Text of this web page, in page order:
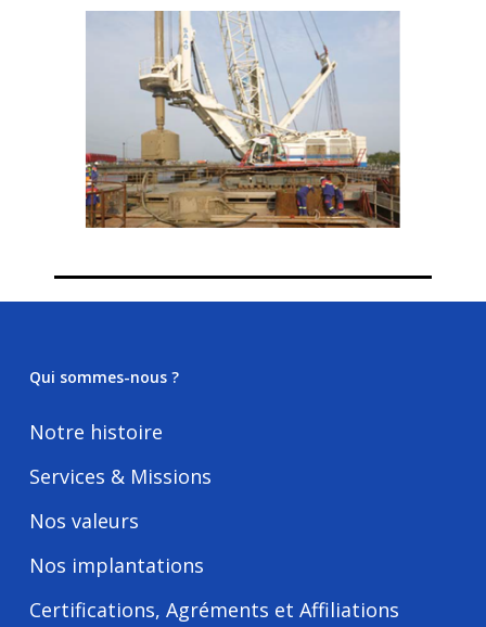
Qui sommes-nous ?
Notre histoire
Services & Missions
Nos valeurs
Nos implantations
Certifications, Agréments et Affiliations